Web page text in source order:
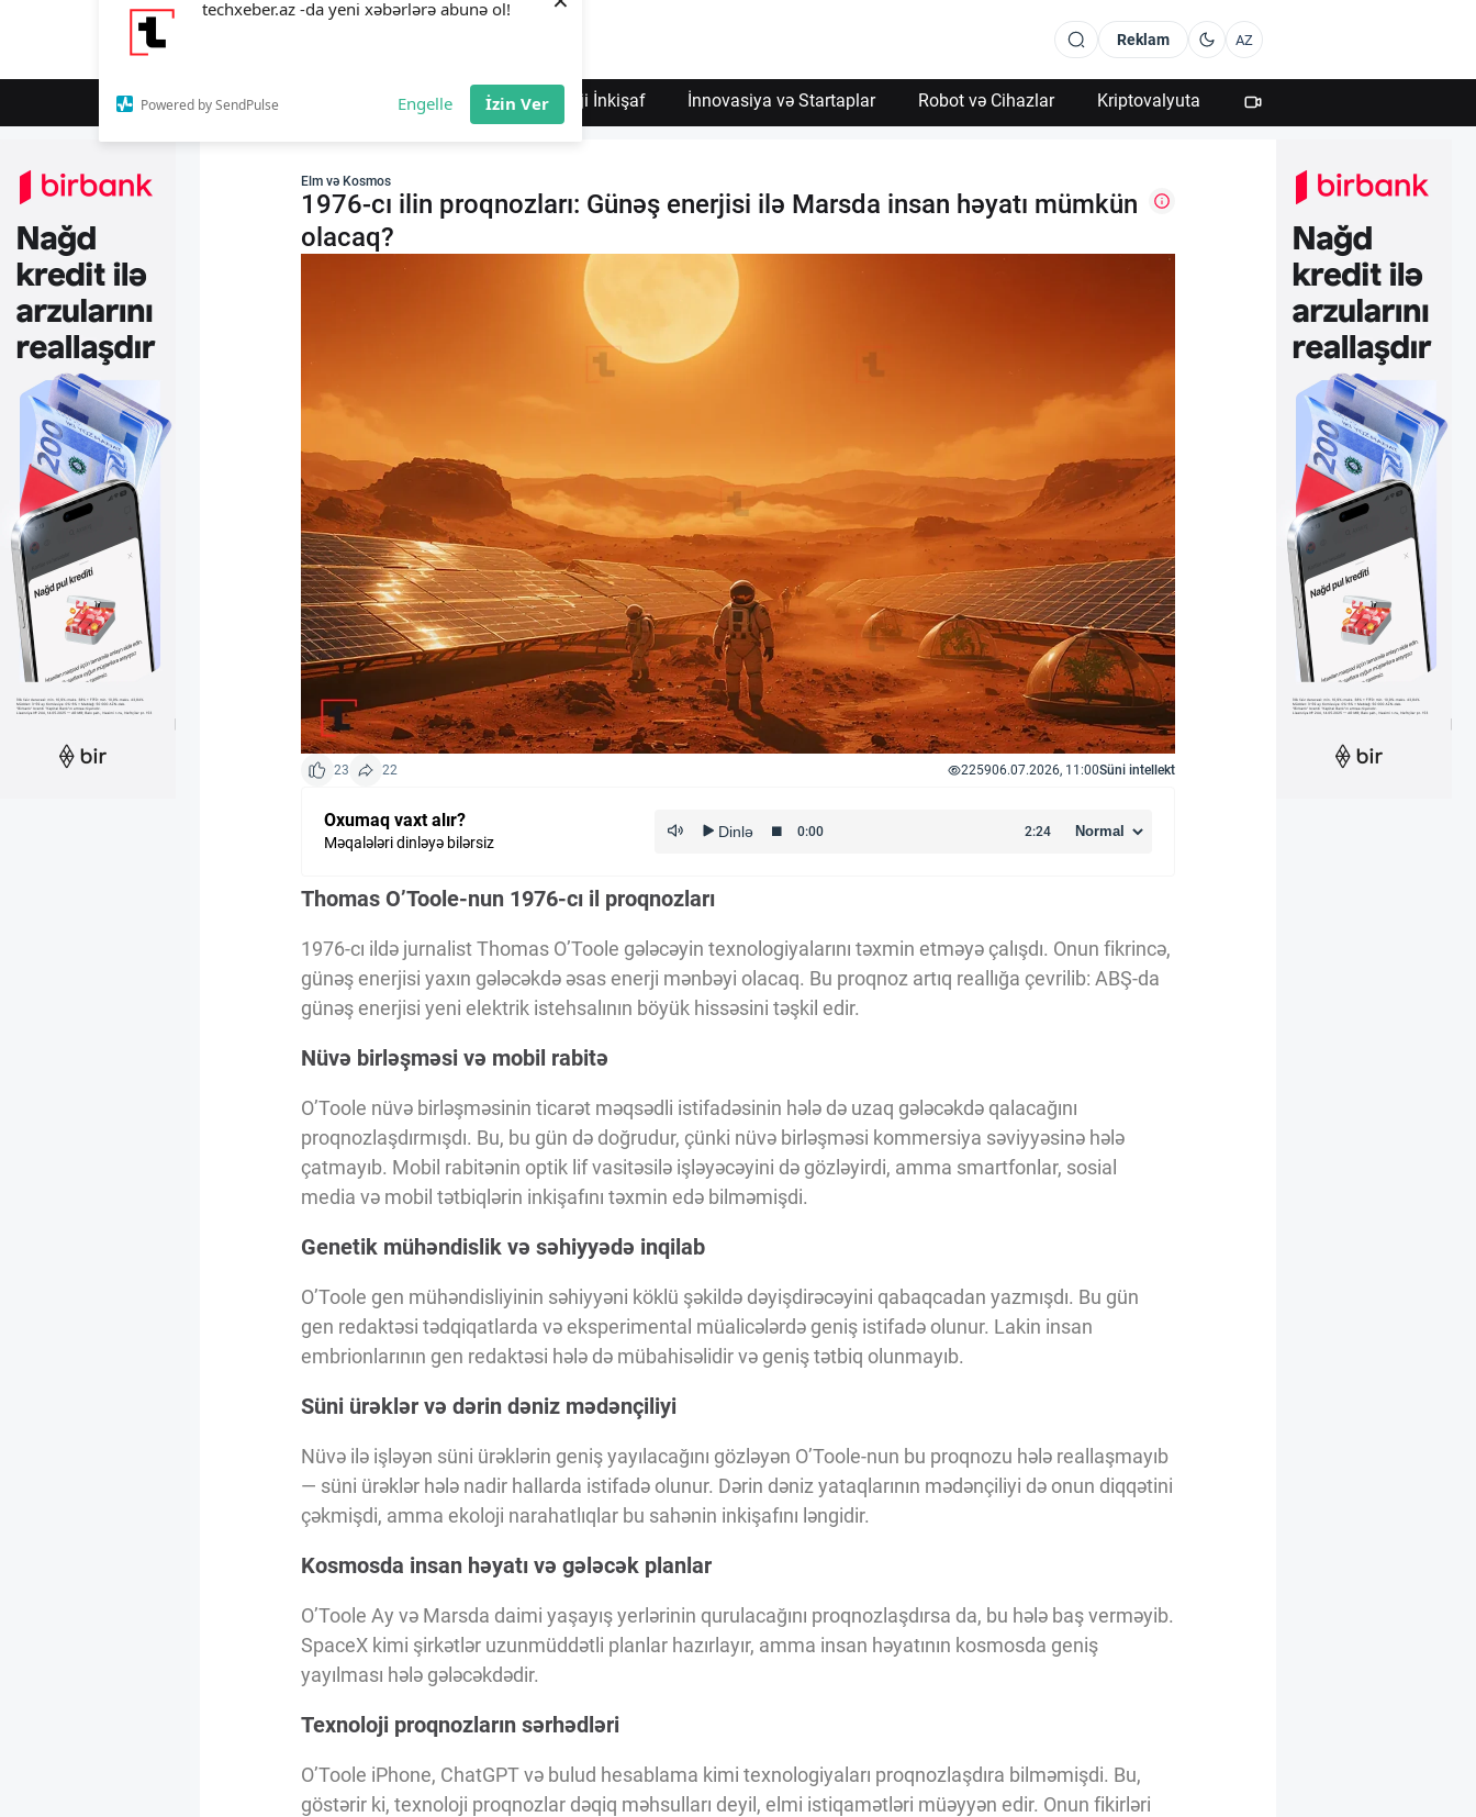
İzin Ver
× Reklam AZ
Süni İntellekt Elm və Kosmos Texnoloji İnkişaf İnnovasiya və Startaplar Robot və Cihazlar Kriptovalyuta
Elm və Kosmos
İnnovasiya və Startaplar
Kriptovalyuta
ÇƏRƏZLƏR SİYASƏTİ
İSTIFADƏ ŞƏRTLƏRİ
MƏXFİLİK SİYASƏTİ
Haqqımızda
Vizyoner Baxışı
Innovasiya Bələdçisi
Gələcəyin Təhlili
Podkastlar
Elm və Kosmos
1976-cı ilin proqnozları: Günəş enerjisi ilə Marsda insan həyatı mümkün
olacaq?
23 22 225906.07.2026, 11:00Süni intellekt
Oxumaq vaxt alır?
Məqalələri dinləyə bilərsiz
Thomas O’Toole-nun 1976-cı il proqnozları
1976-cı ildə jurnalist Thomas O’Toole gələcəyin texnologiyalarını təxmin etməyə çalışdı. Onun fikrincə,
günəş enerjisi yaxın gələcəkdə əsas enerji mənbəyi olacaq. Bu proqnoz artıq reallığa çevrilib: ABŞ-da
günəş enerjisi yeni elektrik istehsalının böyük hissəsini təşkil edir.
Nüvə birləşməsi və mobil rabitə
O’Toole nüvə birləşməsinin ticarət məqsədli istifadəsinin hələ də uzaq gələcəkdə qalacağını
proqnozlaşdırmışdı. Bu, bu gün də doğrudur, çünki nüvə birləşməsi kommersiya səviyyəsinə hələ
çatmayıb. Mobil rabitənin optik lif vasitəsilə işləyəcəyini də gözləyirdi, amma smartfonlar, sosial
media və mobil tətbiqlərin inkişafını təxmin edə bilməmişdi.
Genetik mühəndislik və səhiyyədə inqilab
O’Toole gen mühəndisliyinin səhiyyəni köklü şəkildə dəyişdirəcəyini qabaqcadan yazmışdı. Bu gün
gen redaktəsi tədqiqatlarda və eksperimental müalicələrdə geniş istifadə olunur. Lakin insan
embrionlarının gen redaktəsi hələ də mübahisəlidir və geniş tətbiq olunmayıb.
Süni ürəklər və dərin dəniz mədənçiliyi
Nüvə ilə işləyən süni ürəklərin geniş yayılacağını gözləyən O’Toole-nun bu proqnozu hələ reallaşmayıb
— süni ürəklər hələ nadir hallarda istifadə olunur. Dərin dəniz yataqlarının mədənçiliyi də onun diqqətini
çəkmişdi, amma ekoloji narahatlıqlar bu sahənin inkişafını ləngidir.
Kosmosda insan həyatı və gələcək planlar
O’Toole Ay və Marsda daimi yaşayış yerlərinin qurulacağını proqnozlaşdırsa da, bu hələ baş verməyib.
SpaceX kimi şirkətlər uzunmüddətli planlar hazırlayır, amma insan həyatının kosmosda geniş
yayılması hələ gələcəkdədir.
Texnoloji proqnozların sərhədləri
O’Toole iPhone, ChatGPT və bulud hesablama kimi texnologiyaları proqnozlaşdıra bilməmişdi. Bu,
göstərir ki, texnoloji proqnozlar dəqiq məhsulları deyil, elmi istiqamətləri müəyyən edir. Onun fikirləri